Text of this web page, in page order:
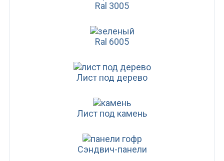
Ral 3005
Ral 6005
Лист под дерево
Лист под камень
Сэндвич-панели